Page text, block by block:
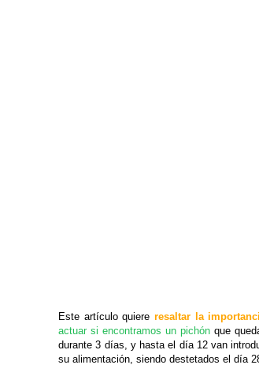
Este artículo quiere resaltar la
actuar si encontramos un pichónque
durante 3 días, y hasta el día 12 van
su alimentación, siendo destetados el día